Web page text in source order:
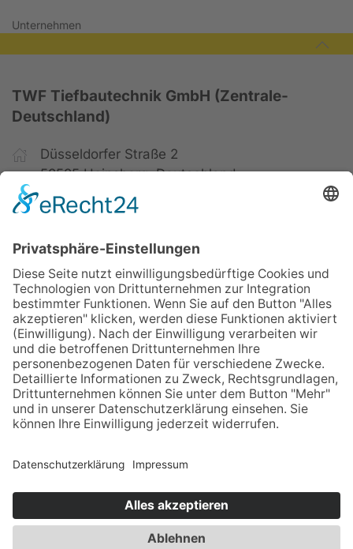
Unternehmen
TWF Tiefbautechnik GmbH (Zentrale-
Deutschland)
Düsseldorfer Straße 2
52525 Heinsberg, Deutschland
+49 2452 15678-0
office@twf-tiefbautechnik.de
www.twf-tiefbautechnik.de
Kaufen | Mieten | Leasen
Impressum
Datenschutz
© TWF